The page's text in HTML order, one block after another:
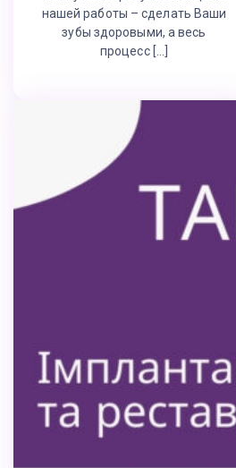
нашей работы – сделать Ваши
зубы здоровыми, а весь
процесс […]